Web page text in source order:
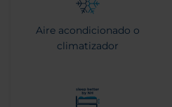
Aire acondicionado o
climatizador